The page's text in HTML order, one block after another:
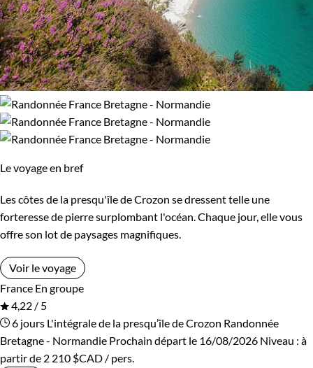
Âge des enfants
Les 6/9 ans Les 10/13 ans
Les 14/16 ans
Confort
Itinérance
Semi-itinérant
En étoile
Le voyage en bref
Les côtes de la presqu'île de Crozon se dressent telle une
forteresse de pierre surplombant l'océan. Chaque jour, elle vous
offre son lot de paysages magnifiques.
Voir le voyage
France En groupe
4,22 / 5
6 jours L'intégrale de la presqu’île de Crozon Randonnée
Bretagne - Normandie Prochain départ le 16/08/2026 Niveau : à
partir de 2 210 $CAD / pers.